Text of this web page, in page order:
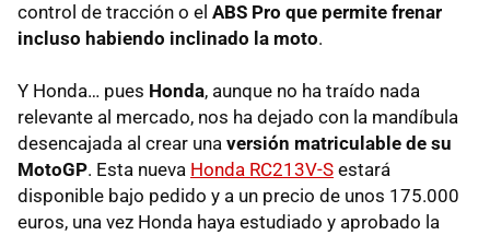
control de tracción o el ABS Pro que permite frenar
incluso habiendo inclinado la moto.
Y Honda… pues Honda, aunque no ha traído nada
relevante al mercado, nos ha dejado con la mandíbula
desencajada al crear una versión matriculable de su
MotoGP. Esta nueva Honda RC213V-S estará
disponible bajo pedido y a un precio de unos 175.000
euros, una vez Honda haya estudiado y aprobado la